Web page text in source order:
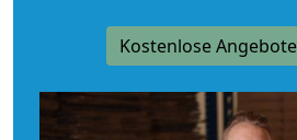
Kostenlose